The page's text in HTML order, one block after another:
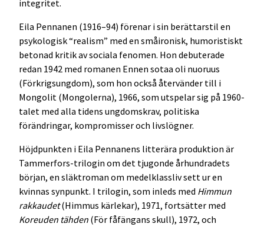
integritet.
Eila Pennanen (1916–94) förenar i sin berättarstil en
psykologisk “realism” med en småironisk, humoristiskt
betonad kritik av sociala fenomen. Hon debuterade
redan 1942 med romanen Ennen sotaa oli nuoruus
(Förkrigsungdom), som hon också återvänder till i
Mongolit (Mongolerna), 1966, som utspelar sig på 1960-
talet med alla tidens ungdomskrav, politiska
förändringar, kompromisser och livslögner.
Höjdpunkten i Eila Pennanens litterära produktion är
Tammerfors-trilogin om det tjugonde århundradets
början, en släktroman om medelklassliv sett ur en
kvinnas synpunkt. I trilogin, som inleds med Himmun
rakkaudet(Himmus kärlekar), 1971, fortsätter med
Koreuden tähden (För fåfängans skull), 1972, och